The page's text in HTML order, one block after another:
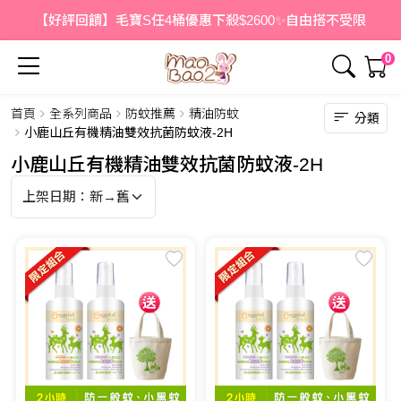
【好評回饋】毛寶S任4桶優惠下殺$2600✨自由搭不受限
0
首頁 全系列商品 防蚊推薦
精油防蚊
小鹿山丘有機精油雙效抗菌防蚊液-2H
分類
小鹿山丘有機精油雙效抗菌防蚊液-2H